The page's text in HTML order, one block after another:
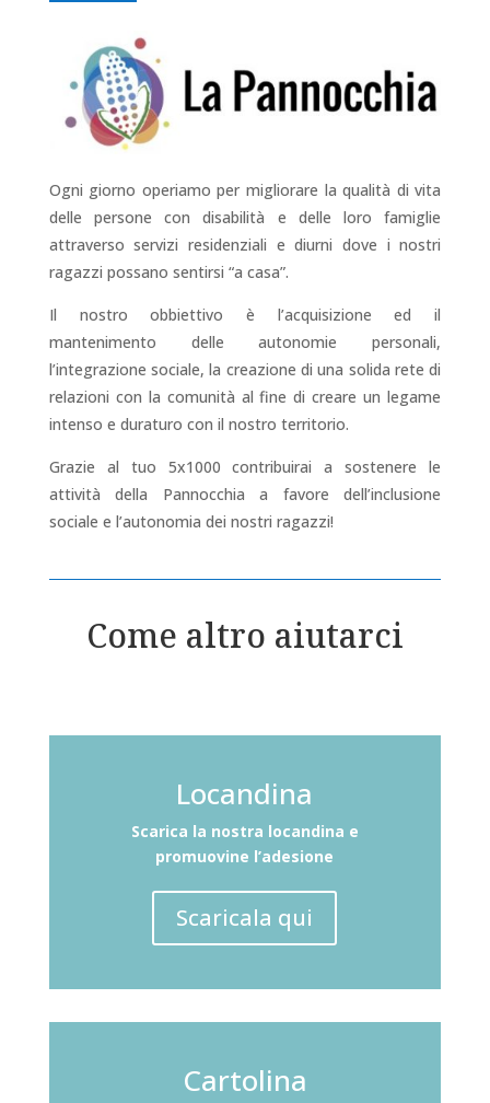
Ogni giorno operiamo per migliorare la qualità di vita
delle persone con disabilità e delle loro famiglie
attraverso servizi residenziali e diurni dove i nostri
ragazzi possano sentirsi “a casa”.
Il nostro obbiettivo è l’acquisizione ed il
mantenimento delle autonomie personali,
l’integrazione sociale, la creazione di una solida rete di
relazioni con la comunità al fine di creare un legame
intenso e duraturo con il nostro territorio.
Grazie al tuo 5x1000 contribuirai a sostenere le
attività della Pannocchia a favore dell’inclusione
sociale e l’autonomia dei nostri ragazzi!
Come altro aiutarci
Locandina
Scarica la nostra locandina e
promuovine l’adesione
Scaricala qui
Cartolina